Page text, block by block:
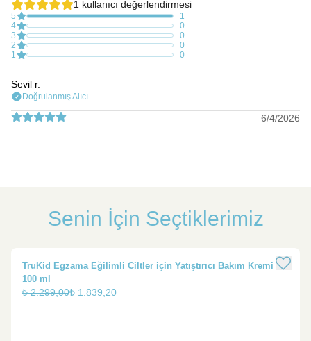
1 kullanıcı değerlendirmesi
5
1
4
0
3
0
2
0
1
0
Sevil r.
Doğrulanmış Alıcı
6/4/2026
Senin İçin Seçtiklerimiz
%20
TruKid Egzama Eğilimli Ciltler için Yatıştırıcı Bakım Kremi
100 ml
₺ 2.299,00₺ 1.839,20